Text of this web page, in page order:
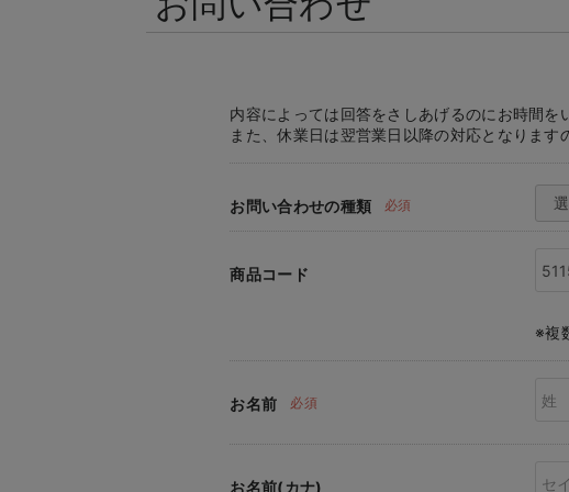
内容によっては回答をさしあげるのにお時間を
また、休業日は翌営業日以降の対応となります
お問い合わせの種類 必須
商品コード
※複
お名前 必須
お名前(カナ)